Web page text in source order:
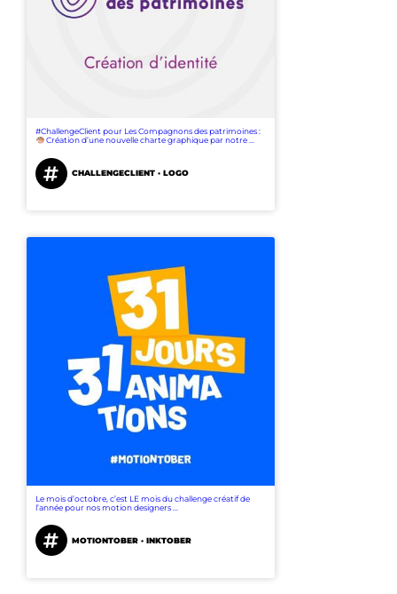
#ChallengeClient pour Les Compagnons des patrimoines :
Création d’une nouvelle charte graphique par notre ...
CHALLENGECLIENT · LOGO
Le mois d’octobre, c’est LE mois du challenge créatif de
l’année pour nos motion designers ...
MOTIONTOBER · INKTOBER